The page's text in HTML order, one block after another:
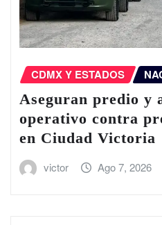
CDMX Y ESTADOS
Aseguran predio y
operativo contra
en Ciudad Victoria
victor Ago 7, 2026